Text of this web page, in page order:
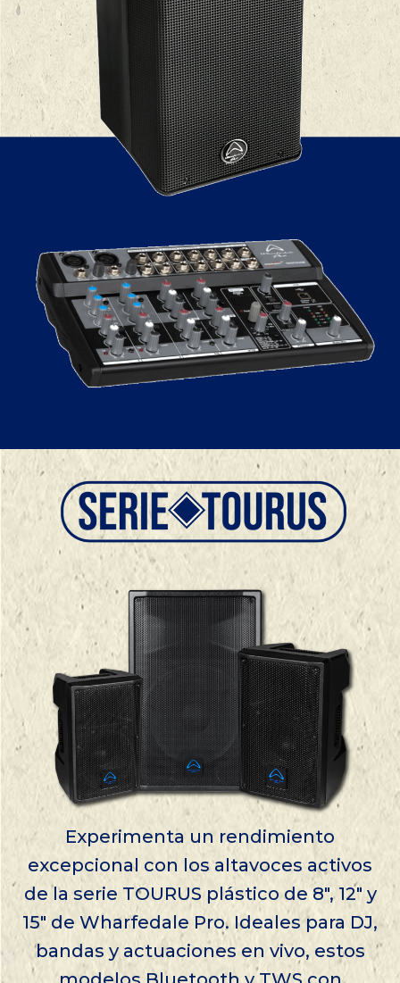
Experimenta un rendimiento
excepcional con los altavoces activos
de la serie TOURUS plástico de 8″, 12″ y
15″ de Wharfedale Pro. Ideales para DJ,
bandas y actuaciones en vivo, estos